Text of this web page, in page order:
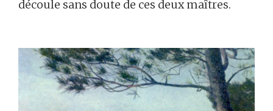
découle sans doute de ces deux maîtres.